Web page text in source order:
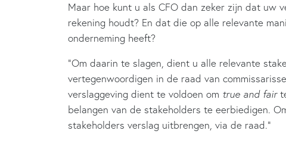
Maar hoe kunt u als CFO dan zeker zijn dat uw
rekening houdt? En dat die op alle relevante
onderneming heeft?
“Om daarin te slagen, dient u alle relevante
vertegenwoordigen in de raad van
verslaggeving dient te voldoen om true and fair
belangen van de stakeholders te eerbiedigen.
stakeholders verslag uitbrengen, via de raad.”